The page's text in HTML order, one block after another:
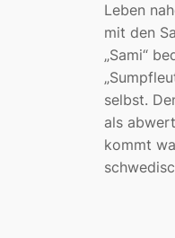
Leben
mit den
„Sami“
selbst.
als
kommt